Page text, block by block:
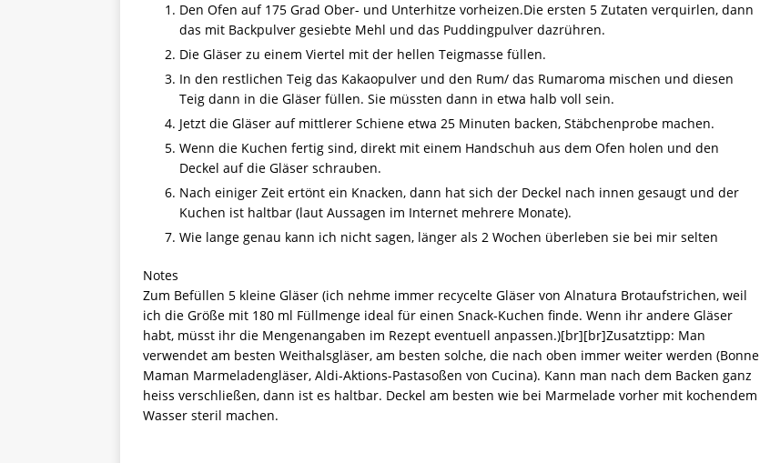
Den Ofen auf 175 Grad Ober- und Unterhitze vorheizen.Die ersten 5 Zutaten verquirlen, dann
das mit Backpulver gesiebte Mehl und das Puddingpulver dazrühren.
Die Gläser zu einem Viertel mit der hellen Teigmasse füllen.
In den restlichen Teig das Kakaopulver und den Rum/ das Rumaroma mischen und diesen
Teig dann in die Gläser füllen. Sie müssten dann in etwa halb voll sein.
Jetzt die Gläser auf mittlerer Schiene etwa 25 Minuten backen, Stäbchenprobe machen.
Wenn die Kuchen fertig sind, direkt mit einem Handschuh aus dem Ofen holen und den
Deckel auf die Gläser schrauben.
Nach einiger Zeit ertönt ein Knacken, dann hat sich der Deckel nach innen gesaugt und der
Kuchen ist haltbar (laut Aussagen im Internet mehrere Monate).
Wie lange genau kann ich nicht sagen, länger als 2 Wochen überleben sie bei mir selten
Notes
Zum Befüllen 5 kleine Gläser (ich nehme immer recycelte Gläser von Alnatura Brotaufstrichen, weil
ich die Größe mit 180 ml Füllmenge ideal für einen Snack-Kuchen finde. Wenn ihr andere Gläser
habt, müsst ihr die Mengenangaben im Rezept eventuell anpassen.)[br][br]Zusatztipp: Man
verwendet am besten Weithalsgläser, am besten solche, die nach oben immer weiter werden (Bonne
Maman Marmeladengläser, Aldi-Aktions-Pastasoßen von Cucina). Kann man nach dem Backen ganz
heiss verschließen, dann ist es haltbar. Deckel am besten wie bei Marmelade vorher mit kochendem
Wasser steril machen.